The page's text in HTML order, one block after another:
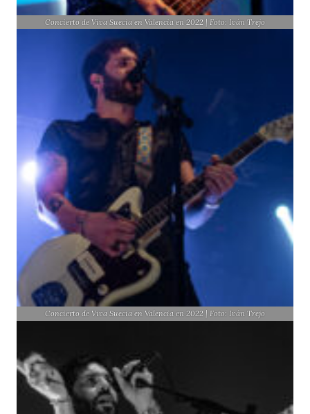
Concierto de Viva Suecia en Valencia en 2022 | Foto: Iván Trejo
Concierto de Viva Suecia en Valencia en 2022 | Foto: Iván Trejo